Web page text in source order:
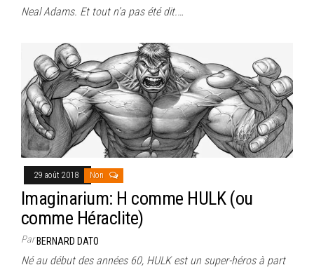
Neal Adams. Et tout n’a pas été dit.…
29 août 2018 Non
Imaginarium: H comme HULK (ou
comme Héraclite)
ParBERNARD DATO
Né au début des années 60, HULK est un super-héros à part